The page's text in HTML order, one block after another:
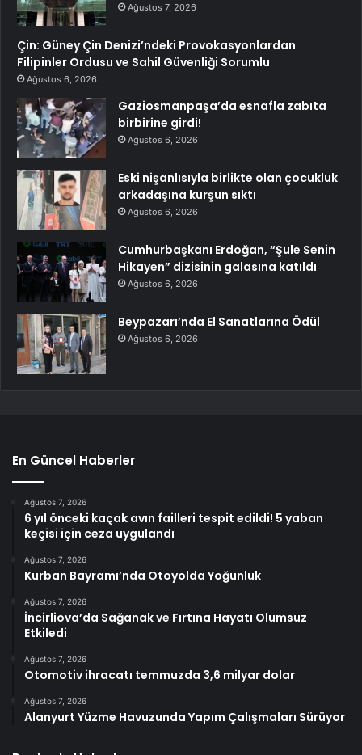
Ağustos 7, 2026
Çin: Güney Çin Denizi’ndeki Provokasyonlardan
Filipinler Ordusu ve Sahil Güvenliği Sorumlu
Ağustos 6, 2026
Gaziosmanpaşa’da esnafla zabıta
birbirine girdi!
Ağustos 6, 2026
Eski nişanlısıyla birlikte olan çocukluk
arkadaşına kurşun sıktı
Ağustos 6, 2026
Cumhurbaşkanı Erdoğan, “Şule Senin
Hikayen” dizisinin galasına katıldı
Ağustos 6, 2026
Beypazarı’nda El Sanatlarına Ödül
Ağustos 6, 2026
En Güncel Haberler
Ağustos 7, 2026
6 yıl önceki kaçak avın failleri tespit edildi! 5 yaban
keçisi için ceza uygulandı
Ağustos 7, 2026
Kurban Bayramı’nda Otoyolda Yoğunluk
Ağustos 7, 2026
İncirliova’da Sağanak ve Fırtına Hayatı Olumsuz
Etkiledi
Ağustos 7, 2026
Otomotiv ihracatı temmuzda 3,6 milyar dolar
Ağustos 7, 2026
Alanyurt Yüzme Havuzunda Yapım Çalışmaları Sürüyor